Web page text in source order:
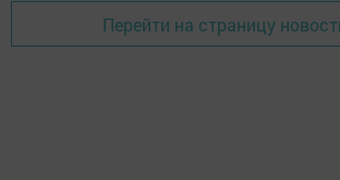
Перейти на страницу